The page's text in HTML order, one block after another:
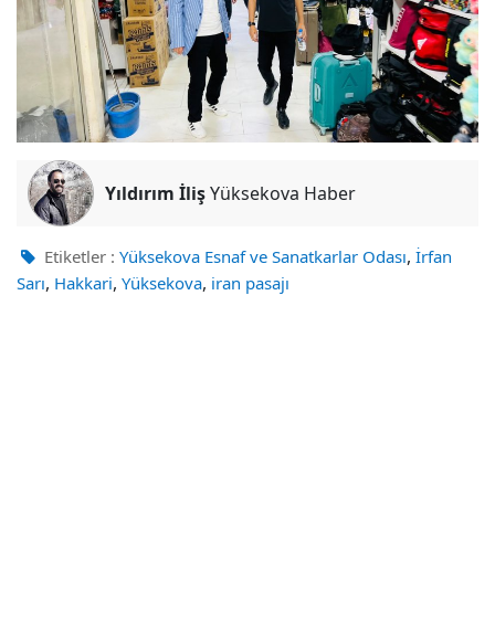
Yıldırım İlişYüksekova Haber
Etiketler : Yüksekova Esnaf ve Sanatkarlar Odası, İrfan
Sarı, Hakkari, Yüksekova, iran pasajı